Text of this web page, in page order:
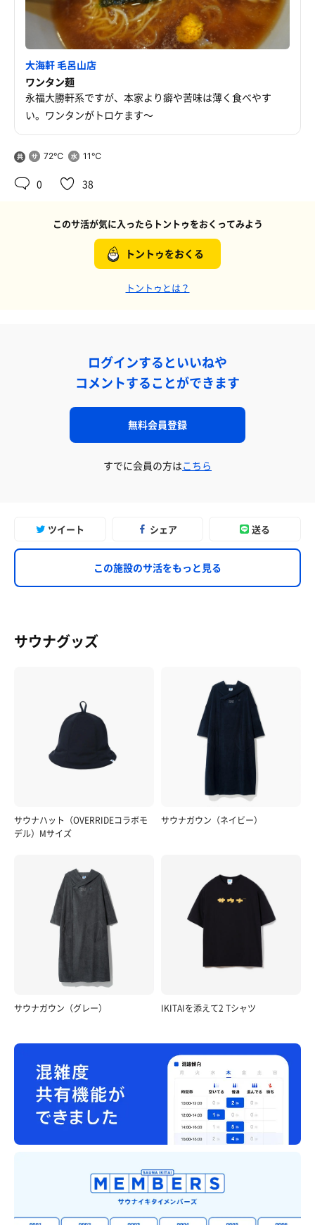
大海軒 毛呂山店
ワンタン麺
永福大勝軒系ですが、本家より癖や苦味は薄く食べやす
い。ワンタンがトロケます〜
共
72℃ 11℃
0 38
このサ活が気に入ったらトントゥをおくってみよう
トントゥをおくる
トントゥとは？
ログインするといいねや
コメントすることができます
無料会員登録
すでに会員の方はこちら
ツイート シェア 送る
この施設のサ活をもっと見る
サウナグッズ
サウナハット（OVERRIDEコラボモ
デル）Mサイズ
サウナガウン（ネイビー）
サウナガウン（グレー） IKITAIを添えて2 Tシャツ